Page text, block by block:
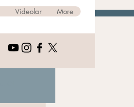
Videolar More